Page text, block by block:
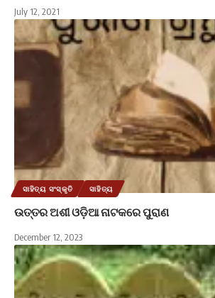
July 12, 2021
ସାହିତ୍ୟ ସଂସ୍କୃତି ସାହିତ୍ୟ
ଉତ୍ତର ଅଶୀ ଓଡି଼ଆ ନାଟକରେ ପୁରାଣ
December 12, 2023